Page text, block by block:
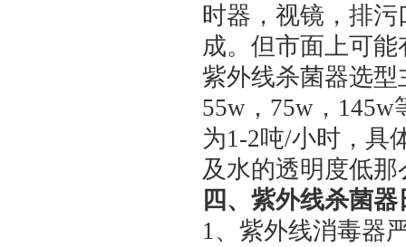
时器，视镜，排
成。但市面上可能
紫外线杀菌器选
55w ， 75w ， 145w
为1-2吨/小时，具
及水的透明度低
四、紫外线杀菌
1、紫外线消毒器